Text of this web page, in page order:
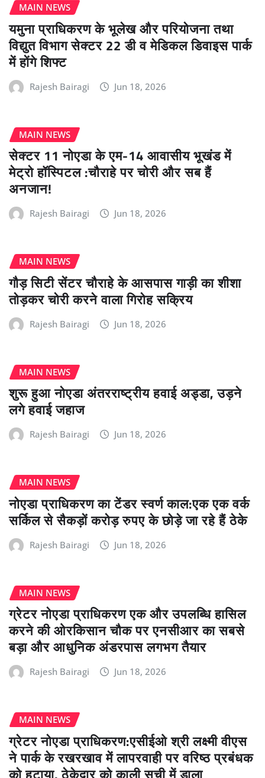
MAIN NEWS
यमुना प्राधिकरण के भूलेख और परियोजना तथा
विद्युत विभाग सेक्टर 22 डी व मेडिकल डिवाइस पार्क
में होंगे शिफ्ट
Rajesh Bairagi Jun 18, 2026
MAIN NEWS
सेक्टर 11 नोएडा के एम-14 आवासीय भूखंड में
मेट्रो हॉस्पिटल :चौराहे पर चोरी और सब हैं
अनजान!
Rajesh Bairagi Jun 18, 2026
MAIN NEWS
गौड़ सिटी सेंटर चौराहे के आसपास गाड़ी का शीशा
तोड़कर चोरी करने वाला गिरोह सक्रिय
Rajesh Bairagi Jun 18, 2026
MAIN NEWS
शुरू हुआ नोएडा अंतरराष्ट्रीय हवाई अड्डा, उड़ने
लगे हवाई जहाज
Rajesh Bairagi Jun 18, 2026
MAIN NEWS
नोएडा प्राधिकरण का टेंडर स्वर्ण काल:एक एक वर्क
सर्किल से सैकड़ों करोड़ रुपए के छोड़े जा रहे हैं ठेके
Rajesh Bairagi Jun 18, 2026
MAIN NEWS
ग्रेटर नोएडा प्राधिकरण एक और उपलब्धि हासिल
करने की ओरकिसान चौक पर एनसीआर का सबसे
बड़ा और आधुनिक अंडरपास लगभग तैयार
Rajesh Bairagi Jun 18, 2026
MAIN NEWS
ग्रेटर नोएडा प्राधिकरण:एसीईओ श्री लक्ष्मी वीएस
ने पार्क के रखरखाव में लापरवाही पर वरिष्ठ प्रबंधक